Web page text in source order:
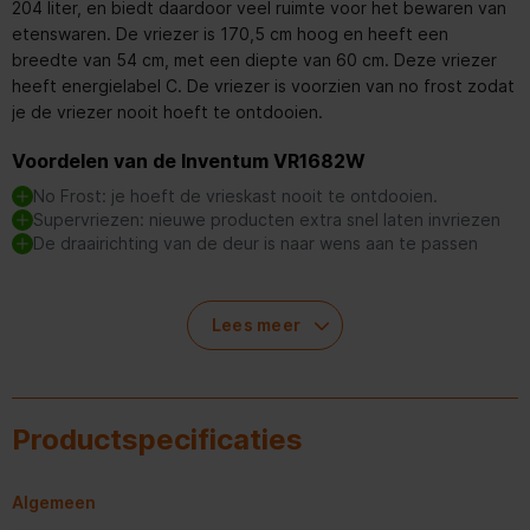
204 liter, en biedt daardoor veel ruimte voor het bewaren van
etenswaren. De vriezer is 170,5 cm hoog en heeft een
breedte van 54 cm, met een diepte van 60 cm. Deze vriezer
heeft energielabel C. De vriezer is voorzien van no frost zodat
je de vriezer nooit hoeft te ontdooien.
Voordelen van de Inventum VR1682W
No Frost: je hoeft de vrieskast nooit te ontdooien.
Supervriezen: nieuwe producten extra snel laten invriezen
De draairichting van de deur is naar wens aan te passen
Nooit meer ontdooien met NoFrost
voorgoed voorbij, met de No Frost technologie. De Inventum
je nooit hoeft te ontdooien. Lucht in de vrieskast blijft droog,
geen ijsvorming in de vrieskast. Daarnaast blijft de temperatuur
Lees meer
Productspecificaties
Algemeen